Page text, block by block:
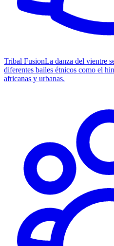
Tribal FusionLa danza del vientre
diferentes bailes étnicos como el
africanas y urbanas.